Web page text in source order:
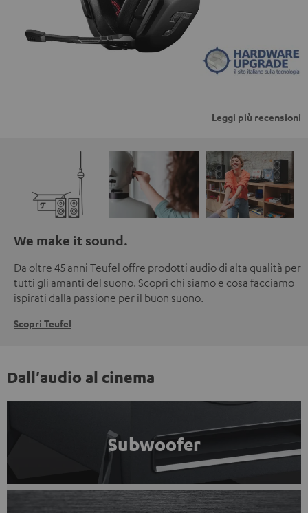
Leggi più recensioni
We make it sound.
Da oltre 45 anni Teufel offre prodotti audio di alta qualità per
tutti gli amanti del suono. Scopri chi siamo e cosa facciamo
ispirati dalla passione per il buon suono.
Scopri Teufel
Dall'audio al cinema
Subwoofer